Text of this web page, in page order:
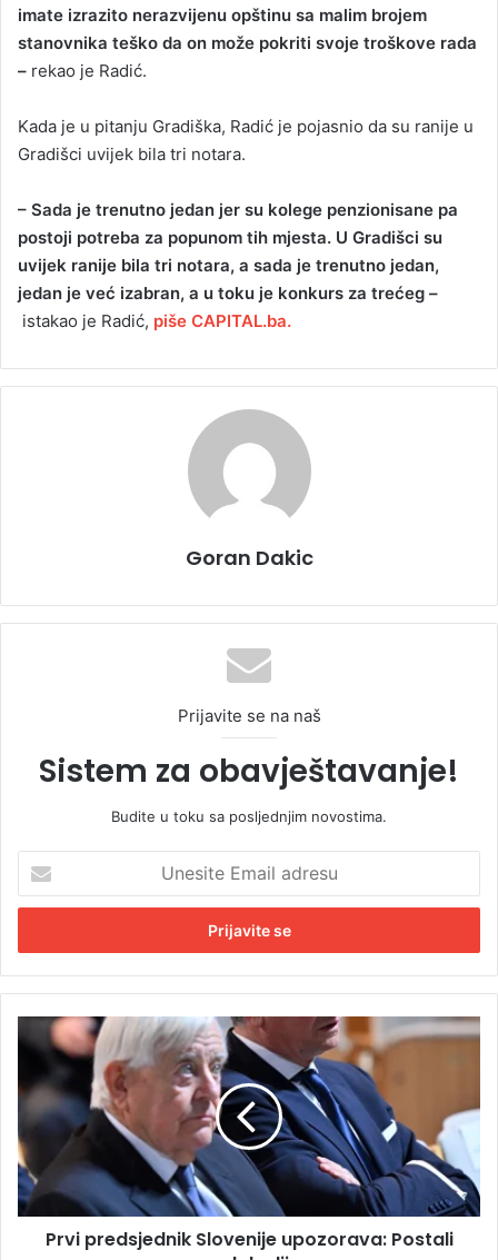
imate izrazito nerazvijenu opštinu sa malim brojem
stanovnika teško da on može pokriti svoje troškove rada
– rekao je Radić.
Kada je u pitanju Gradiška, Radić je pojasnio da su ranije u
Gradišci uvijek bila tri notara.
– Sada je trenutno jedan jer su kolege penzionisane pa
postoji potreba za popunom tih mjesta. U Gradišci su
uvijek ranije bila tri notara, a sada je trenutno jedan,
jedan je već izabran, a u toku je konkurs za trećeg –
istakao je Radić, piše CAPITAL.ba.
Goran Dakic
Prijavite se na naš
Sistem za obavještavanje!
Budite u toku sa posljednjim novostima.
e
i
t
m
i
a
d
r
e
i
r
e
d
s
Prvi predsjednik Slovenije upozorava: Postali